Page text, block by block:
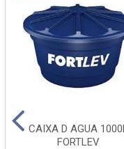
CAIXA D AGUA
FORTLEV